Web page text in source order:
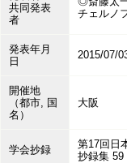
共同発表
者
チェルノ
発表年月
日
2015/07/
開催地
（都市, 国
名）
大阪
学会抄録
第17回日
抄録集 59